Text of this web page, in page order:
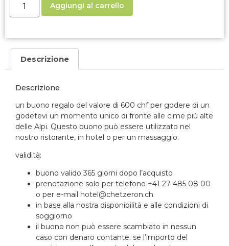
Aggiungi al carrello
Descrizione
Descrizione
un buono regalo del valore di 600 chf per godere di un
godetevi un momento unico di fronte alle cime più alte
delle Alpi. Questo buono può essere utilizzato nel
nostro ristorante, in hotel o per un massaggio.
validità:
buono valido 365 giorni dopo l’acquisto
prenotazione solo per telefono +41 27 485 08 00
o per e-mail hotel@chetzeron.ch
in base alla nostra disponibilità e alle condizioni di
soggiorno
il buono non può essere scambiato in nessun
caso con denaro contante. se l’importo del